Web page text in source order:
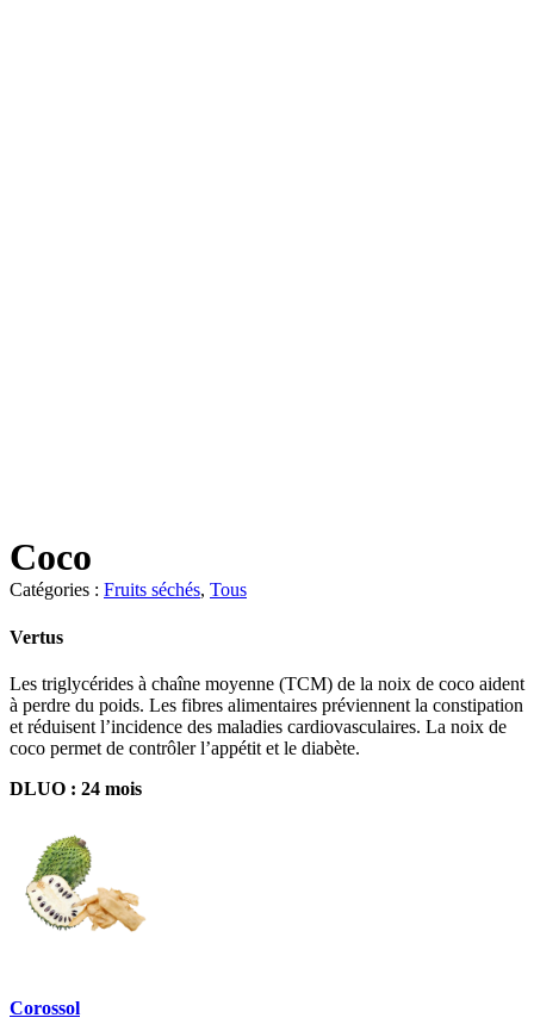
Coco
Catégories : Fruits séchés, Tous
Vertus
Les triglycérides à chaîne moyenne (TCM) de la noix de coco aident
à perdre du poids. Les fibres alimentaires préviennent la constipation
et réduisent l’incidence des maladies cardiovasculaires. La noix de
coco permet de contrôler l’appétit et le diabète.
DLUO : 24 mois
Corossol